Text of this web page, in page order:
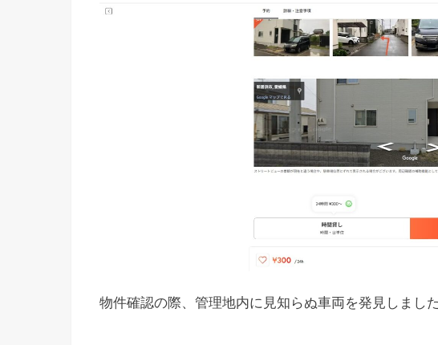
物件確認の際、管理地内に見知らぬ車両を発見しました